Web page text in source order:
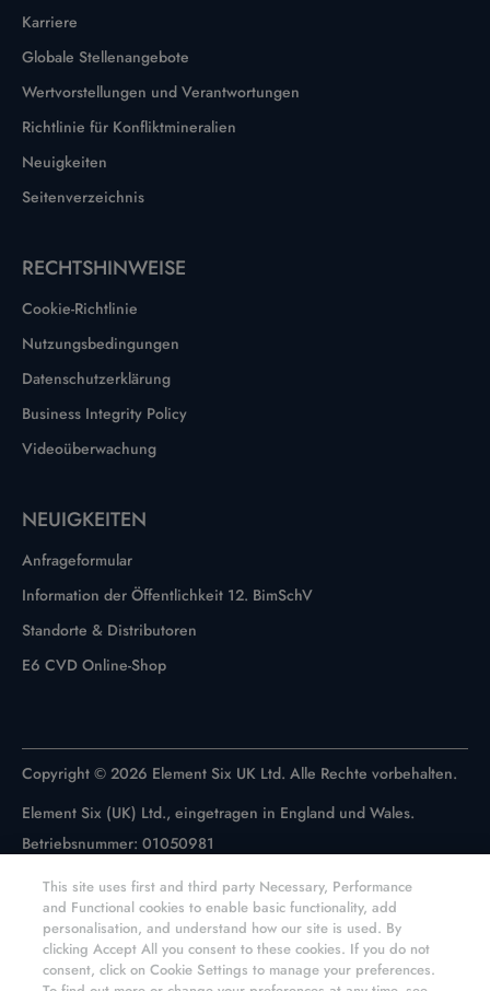
Karriere
Globale Stellenangebote
Wertvorstellungen und Verantwortungen
Richtlinie für Konfliktmineralien
Neuigkeiten
Seitenverzeichnis
RECHTSHINWEISE
Cookie-Richtlinie
Nutzungsbedingungen
Datenschutzerklärung
Business Integrity Policy
Videoüberwachung
NEUIGKEITEN
Anfrageformular
Information der Öffentlichkeit 12. BimSchV
Standorte & Distributoren
E6 CVD Online-Shop
Copyright © 2026 Element Six UK Ltd. Alle Rechte vorbehalten.
Element Six (UK) Ltd., eingetragen in England und Wales.
Betriebsnummer: 01050981
Harwell Campus, Didcot, Oxfordshire, OX11 0QR, UK
This site uses first and third party Necessary, Performance
and Functional cookies to enable basic functionality, add
personalisation, and understand how our site is used. By
clicking Accept All you consent to these cookies. If you do not
consent, click on Cookie Settings to manage your preferences.